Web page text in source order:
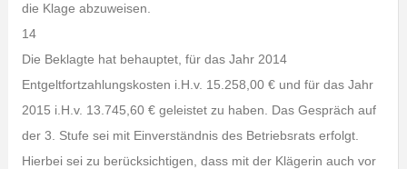
die Klage abzuweisen.
14
Die Beklagte hat behauptet, für das Jahr 2014
Entgeltfortzahlungskosten i.H.v. 15.258,00 € und für das Jahr
2015 i.H.v. 13.745,60 € geleistet zu haben. Das Gespräch auf
der 3. Stufe sei mit Einverständnis des Betriebsrats erfolgt.
Hierbei sei zu berücksichtigen, dass mit der Klägerin auch vor